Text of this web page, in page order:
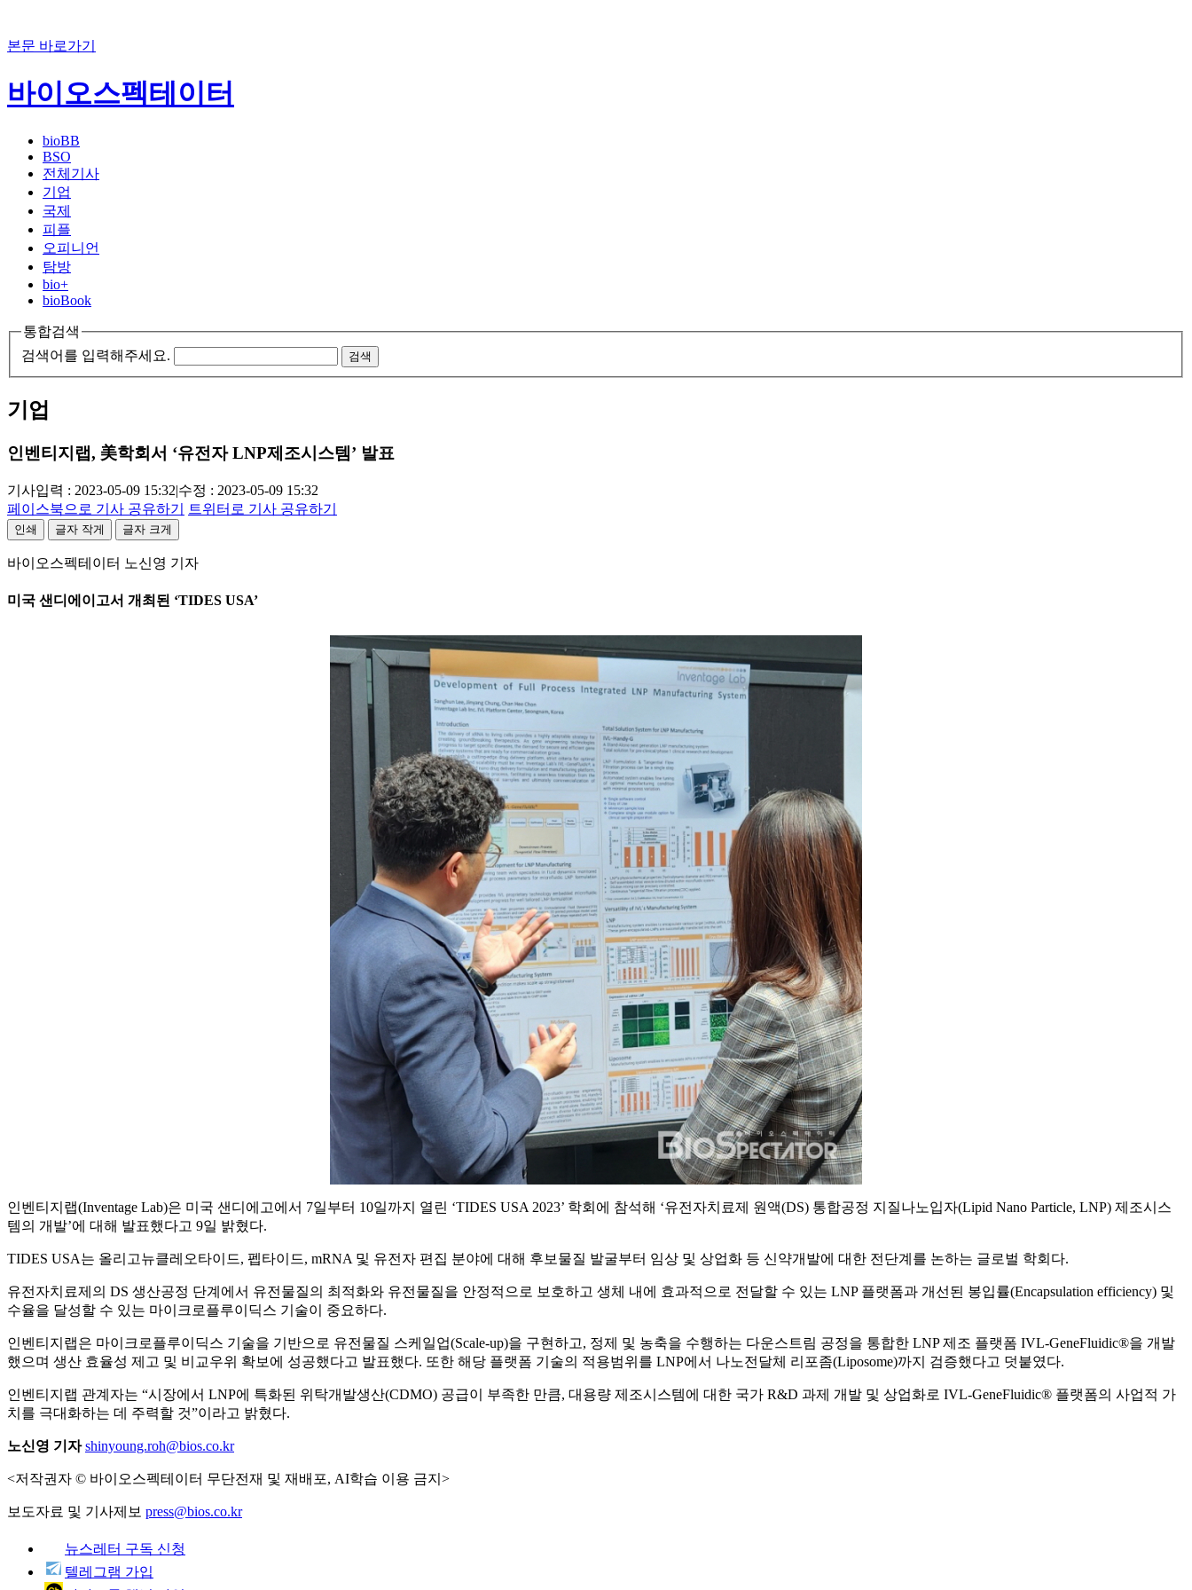
본문 바로가기
바이오스펙테이터
bioBB
BSO
전체기사
기업
국제
피플
오피니언
탐방
bio+
bioBook
통합검색
검색어를 입력해주세요.
검색
기업
인벤티지랩, 美학회서 ‘유전자 LNP제조시스템’ 발표
기사입력 : 2023-05-09 15:32|수정 : 2023-05-09 15:32
페이스북으로 기사 공유하기
트위터로 기사 공유하기
인쇄 글자 작게 글자 크게
바이오스펙테이터 노신영 기자
미국 샌디에이고서 개최된 ‘TIDES USA’
인벤티지랩(Inventage Lab)은 미국 샌디에고에서 7일부터 10일까지 열린 ‘TIDES USA 2023’ 학회에 참석해 ‘유전자치료제 원액(DS) 통합공정 지질나노입자(Lipid Nano Particle, LNP) 제조시스
템의 개발’에 대해 발표했다고 9일 밝혔다.
TIDES USA는 올리고뉴클레오타이드, 펩타이드, mRNA 및 유전자 편집 분야에 대해 후보물질 발굴부터 임상 및 상업화 등 신약개발에 대한 전단계를 논하는 글로벌 학회다.
유전자치료제의 DS 생산공정 단계에서 유전물질의 최적화와 유전물질을 안정적으로 보호하고 생체 내에 효과적으로 전달할 수 있는 LNP 플랫폼과 개선된 봉입률(Encapsulation efficiency) 및
수율을 달성할 수 있는 마이크로플루이딕스 기술이 중요하다.
인벤티지랩은 마이크로플루이딕스 기술을 기반으로 유전물질 스케일업(Scale-up)을 구현하고, 정제 및 농축을 수행하는 다운스트림 공정을 통합한 LNP 제조 플랫폼 IVL-GeneFluidic®을 개발
했으며 생산 효율성 제고 및 비교우위 확보에 성공했다고 발표했다. 또한 해당 플랫폼 기술의 적용범위를 LNP에서 나노전달체 리포좀(Liposome)까지 검증했다고 덧붙였다.
인벤티지랩 관계자는 “시장에서 LNP에 특화된 위탁개발생산(CDMO) 공급이 부족한 만큼, 대용량 제조시스템에 대한 국가 R&D 과제 개발 및 상업화로 IVL-GeneFluidic® 플랫폼의 사업적 가
치를 극대화하는 데 주력할 것”이라고 밝혔다.
노신영 기자 shinyoung.roh@bios.co.kr
<저작권자 © 바이오스펙테이터 무단전재 및 재배포, AI학습 이용 금지>
보도자료 및 기사제보 press@bios.co.kr
뉴스레터 구독 신청
텔레그램 가입